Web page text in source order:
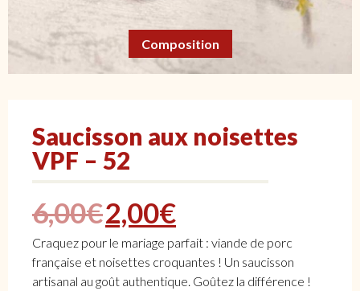
Composition
Saucisson aux noisettes
VPF – 52
6,00€Le prix initial était :
2,00€Le prix actuel
Craquez pour le mariage parfait : viande de porc
française et noisettes croquantes ! Un saucisson
artisanal au goût authentique. Goûtez la différence !